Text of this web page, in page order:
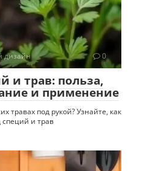
дизайн 0
и трав: польза,
и применение
травах под рукой? Узнайте, как
специй и трав